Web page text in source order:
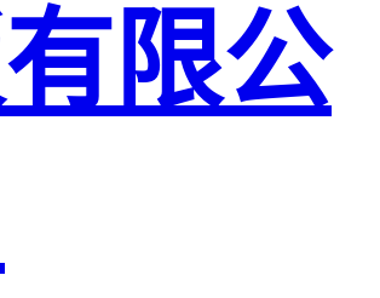
限公